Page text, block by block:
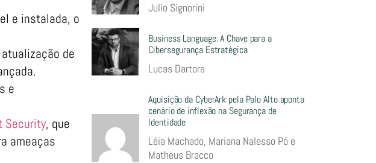
e instalada, o
de
e
Security, que
ameaças
Julio Signorini
Business Language: A Chave para a
Cibersegurança Estratégica
Lucas Dartora
Aquisição da CyberArk pela Palo Alto aponta
cenário de inflexão na Segurança de
Identidade
Léia Machado, Mariana Nalesso Pó e
Matheus Bracco